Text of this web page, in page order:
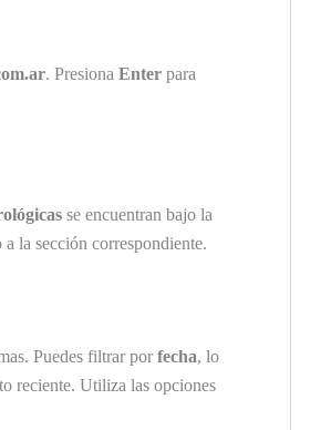
. Presiona Enter para
se encuentran bajo la
la sección correspondiente.
Puedes filtrar por fecha, lo
reciente. Utiliza las opciones